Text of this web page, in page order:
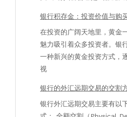
银行积存金：投资价值与购
在投资的广阔天地里，黄金
魅力吸引着众多投资者。银
一种新兴的黄金投资方式，
视
银行的外汇远期交易的交割
银行外汇远期交易主要有以